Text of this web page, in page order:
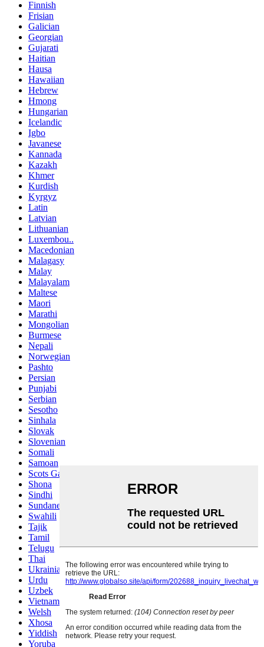
Finnish
Frisian
Galician
Georgian
Gujarati
Haitian
Hausa
Hawaiian
Hebrew
Hmong
Hungarian
Icelandic
Igbo
Javanese
Kannada
Kazakh
Khmer
Kurdish
Kyrgyz
Latin
Latvian
Lithuanian
Luxembou..
Macedonian
Malagasy
Malay
Malayalam
Maltese
Maori
Marathi
Mongolian
Burmese
Nepali
Norwegian
Pashto
Persian
Punjabi
Serbian
Sesotho
Sinhala
Slovak
Slovenian
Somali
Samoan
Scots Gaelic
Shona
Sindhi
Sundanese
Swahili
Tajik
Tamil
Telugu
Thai
Ukrainian
Urdu
Uzbek
Vietnamese
Welsh
Xhosa
Yiddish
Yoruba